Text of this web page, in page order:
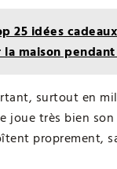
25 idées
maison
surtout en
joue très bien son
proprement,